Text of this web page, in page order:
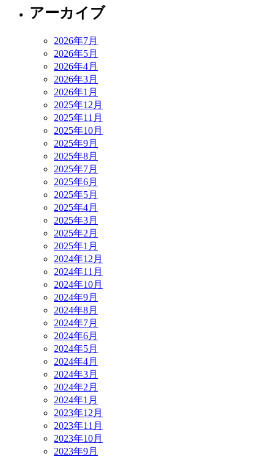
アーカイブ
2026年7月
2026年5月
2026年4月
2026年3月
2026年1月
2025年12月
2025年11月
2025年10月
2025年9月
2025年8月
2025年7月
2025年6月
2025年5月
2025年4月
2025年3月
2025年2月
2025年1月
2024年12月
2024年11月
2024年10月
2024年9月
2024年8月
2024年7月
2024年6月
2024年5月
2024年4月
2024年3月
2024年2月
2024年1月
2023年12月
2023年11月
2023年10月
2023年9月